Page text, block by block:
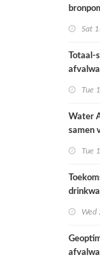
Sat
Totaal-
Tue
Water
samen
Tue
Wed